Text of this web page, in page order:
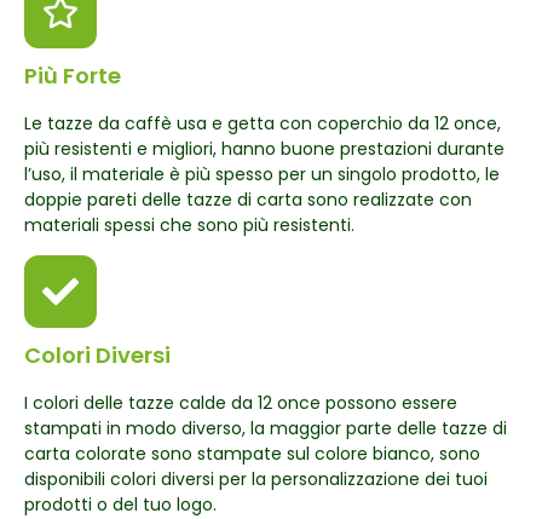
Più Forte
Le tazze da caffè usa e getta con coperchio da 12 once,
più resistenti e migliori, hanno buone prestazioni durante
l’uso, il materiale è più spesso per un singolo prodotto, le
doppie pareti delle tazze di carta sono realizzate con
materiali spessi che sono più resistenti.
Colori Diversi
I colori delle tazze calde da 12 once possono essere
stampati in modo diverso, la maggior parte delle tazze di
carta colorate sono stampate sul colore bianco, sono
disponibili colori diversi per la personalizzazione dei tuoi
prodotti o del tuo logo.